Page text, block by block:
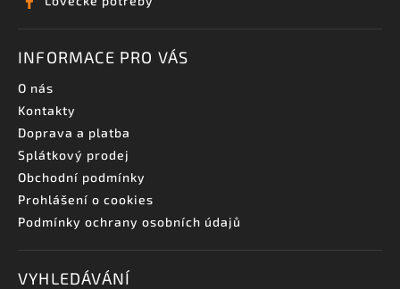
INFORMACE PRO VÁS
O nás
Kontakty
Doprava a platba
Splátkový prodej
Obchodní podmínky
Prohlášení o cookies
Podmínky ochrany osobních údajů
VYHLEDÁVÁNÍ